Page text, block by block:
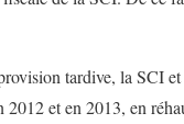
tardive, la SCI
et en 2013, en